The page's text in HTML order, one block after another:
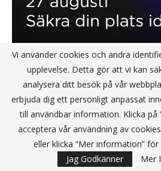
MOLNTJÄNSTER
Vi använder cookies och andra
upplevelse. Detta gör att vi kan
analysera ditt besök på vår
erbjuda dig ett personligt anpassat
till användbar information. Klicka på
acceptera vår användning av
eller klicka ”Mer information”
Jag Godkänner
Mer